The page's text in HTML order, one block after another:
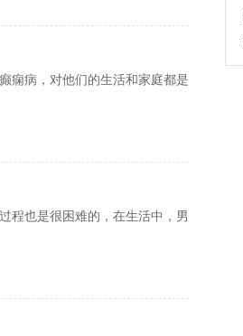
痫病，对他们的生活和家庭都是
程也是很困难的，在生活中，男